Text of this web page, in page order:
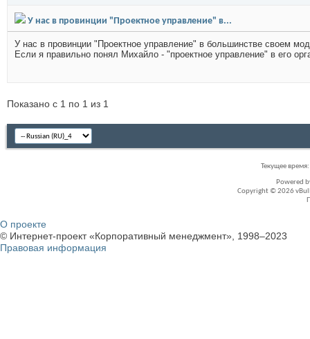
У нас в провинции "Проектное управление" в...
У нас в провинции "Проектное управление" в большинстве своем
Если я правильно понял Михайло - "проектное управление" в его
Показано с 1 по 1 из 1
Текущее время:
Powered
Copyright © 2026
О проекте
© Интернет-проект «Корпоративный менеджмент», 1998–2023
Правовая информация